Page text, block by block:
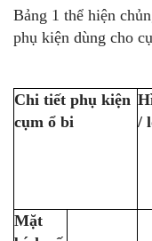
Bảng 1 thể hiện
phụ kiện dùng cho
Chi tiết phụ kiện
cụm ổ bi
/
Mặt